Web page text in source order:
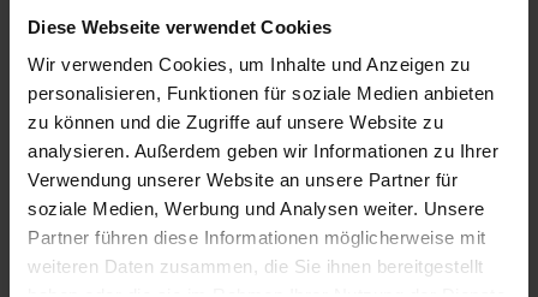
Diese Webseite verwendet Cookies
Wir verwenden Cookies, um Inhalte und Anzeigen zu
personalisieren, Funktionen für soziale Medien anbieten
zu können und die Zugriffe auf unsere Website zu
analysieren. Außerdem geben wir Informationen zu Ihrer
Verwendung unserer Website an unsere Partner für
soziale Medien, Werbung und Analysen weiter. Unsere
Partner führen diese Informationen möglicherweise mit
weiteren Daten zusammen, die Sie ihnen bereitgestellt
es eine „Stunde Null“ nicht gegeben habe. Dabei
amerikanisches, kein deutsches Konzept war. Die
Modernisierung Westdeutschlands folgte einem
Programm der Besatzungspolitik, das den gelenkten
sozialen Wandel vorsah: Die Überwindung des
Nationalsozialismus und die Entwicklung einer
Zivilgesellschaft.
Autoren aus Geschichte, Philosophie, Politologie,